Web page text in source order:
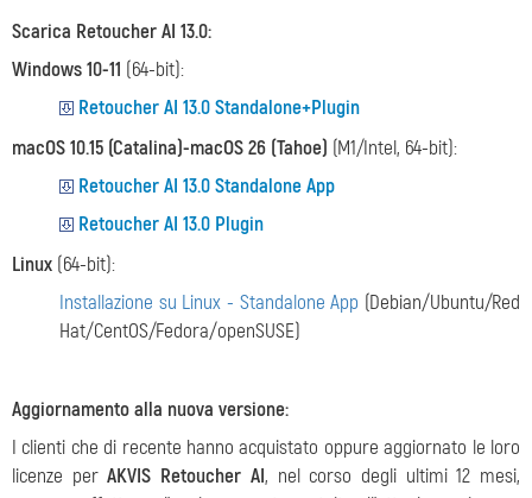
Scarica Retoucher AI 13.0:
Windows 10-11 (64-bit):
Retoucher AI 13.0 Standalone+Plugin
macOS 10.15 (Catalina)-macOS 26 (Tahoe) (M1/Intel, 64-bit):
Retoucher AI 13.0 Standalone App
Retoucher AI 13.0 Plugin
Linux (64-bit):
Installazione su Linux - Standalone App (Debian/Ubuntu/Red
Hat/CentOS/Fedora/openSUSE)
Aggiornamento alla nuova versione:
I clienti che di recente hanno acquistato oppure aggiornato le loro
licenze perAKVIS Retoucher AI, nel corso degli ultimi 12 mesi,